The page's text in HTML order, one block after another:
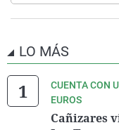
LO MÁS
CUENTA CON
EUROS
Cañizares